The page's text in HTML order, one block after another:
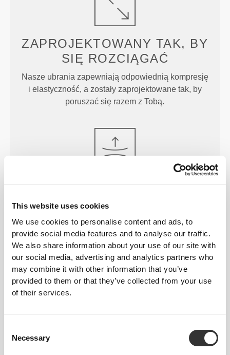
This website uses cookies
We use cookies to personalise content and ads, to
provide social media features and to analyse our traffic.
We also share information about your use of our site with
our social media, advertising and analytics partners who
may combine it with other information that you’ve
provided to them or that they’ve collected from your use
of their services.
Selection
Necessary
ZAPROJEKTOWANY TAK, BY
SIĘ ROZCIĄGAĆ
Nasze ubrania zapewniają odpowiednią kompresję
i elastyczność, a zostały zaprojektowane tak, by
poruszać się razem z Tobą.
PO PROSTUIDEALNE
Zapewniają odpowiednio wysoki stan, który
gwarantuje wsparcie i pozostaje na swoim miejscu
nawet podczas intensywnych ćwiczeń, nie
ograniczając ruchów ani nie zakrywając zbyt wiele.
PIERWSZY RZUT OKA